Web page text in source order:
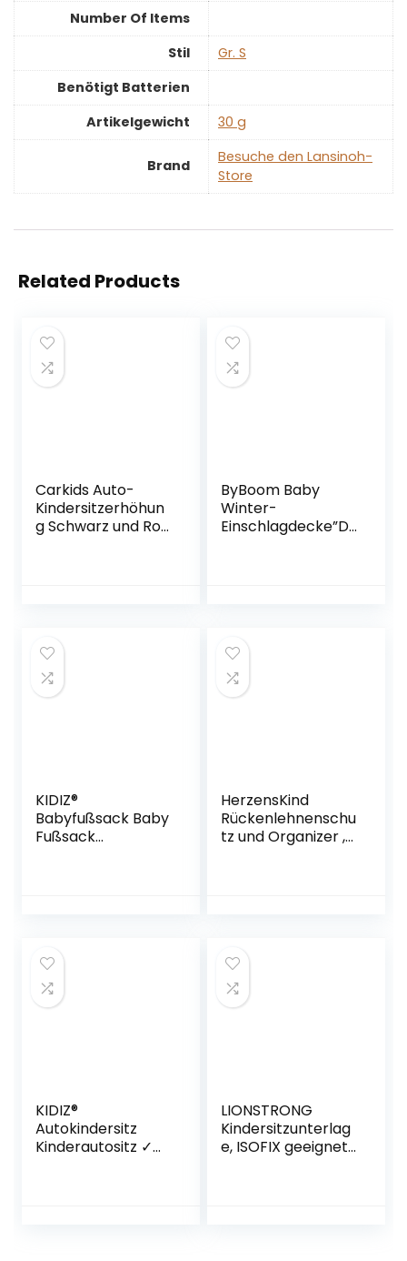
Number Of Items
Stil
‎Gr. S
Benötigt Batterien
Artikelgewicht
‎30 g
Brand
Besuche den Lansinoh-
Store
Related Products
Carkids Auto-
Kindersitzerhöhun
g Schwarz und Rot,
ByBoom Baby
Winter-
Einschlagdecke”D
für Kinderwagen,
Buggy oder
Babybett
KIDIZ®
Babyfußsack Baby
Fußsack
waschbar
verschließbarer
Kopfteil,Tasche,
HerzensKind
Rückenlehnenschu
tz und Organizer ,
Kinder (2 Stück)
KIDIZ®
Autokindersitz
Kinderautositz ✓
LIONSTRONG
Kindersitzunterlag
e, ISOFIX geeignete